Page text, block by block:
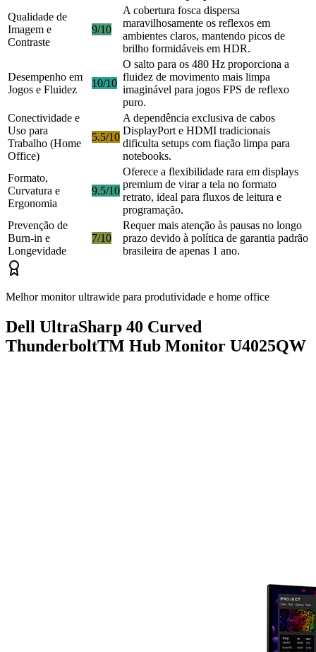
Qualidade de
Imagem e
Contraste
9/10
A cobertura fosca dispersa
maravilhosamente os reflexos em
ambientes claros, mantendo picos de
brilho formidáveis em HDR.
Desempenho em
Jogos e Fluidez
10/10
O salto para os 480 Hz proporciona a
fluidez de movimento mais limpa
imaginável para jogos FPS de reflexo
puro.
Conectividade e
Uso para
Trabalho (Home
Office)
5.5/10
A dependência exclusiva de cabos
DisplayPort e HDMI tradicionais
dificulta setups com fiação limpa para
notebooks.
Formato,
Curvatura e
Ergonomia
9.5/10
Oferece a flexibilidade rara em displays
premium de virar a tela no formato
retrato, ideal para fluxos de leitura e
programação.
Prevenção de
Burn-in e
Longevidade
7/10
Requer mais atenção às pausas no longo
prazo devido à política de garantia padrão
brasileira de apenas 1 ano.
Melhor monitor ultrawide para produtividade e home office
Dell UltraSharp 40 Curved
ThunderboltTM Hub Monitor U4025QW